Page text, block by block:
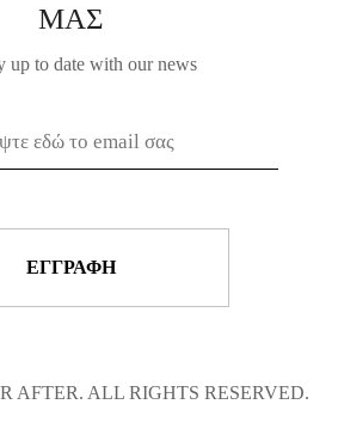
ΜΑΣ
up to date with our news
AFTER. ALL RIGHTS RESERVED.